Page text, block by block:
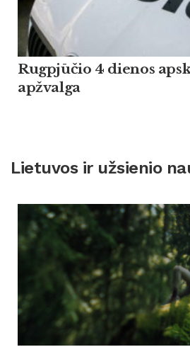
Rugpjūčio 4 dienos
apžvalga
Lietuvos ir užsienio